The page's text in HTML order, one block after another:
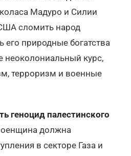
Мадуро и Силии
сломить народ
его природные богатства
неоколониальный курс,
терроризм и военные
геноцид палестинского
должна
в секторе Газа и